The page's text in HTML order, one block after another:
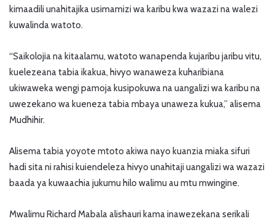
kimaadili unahitajika usimamizi wa karibu kwa wazazi na walezi
kuwalinda watoto.
“Saikolojia na kitaalamu, watoto wanapenda kujaribu jaribu vitu,
kuelezeana tabia ikakua, hivyo wanaweza kuharibiana
ukiwaweka wengi pamoja kusipokuwa na uangalizi wa karibu na
uwezekano wa kueneza tabia mbaya unaweza kukua,” alisema
Mudhihir.
Alisema tabia yoyote mtoto akiwa nayo kuanzia miaka sifuri
hadi sita ni rahisi kuiendeleza hivyo unahitaji uangalizi wa wazazi
baada ya kuwaachia jukumu hilo walimu au mtu mwingine.
Mwalimu Richard Mabala alishauri kama inawezekana serikali